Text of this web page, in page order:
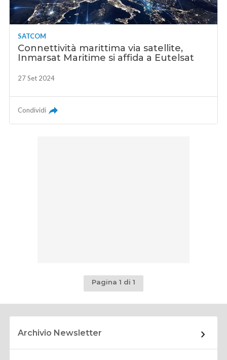
SATCOM
Connettività marittima via satellite,
Inmarsat Maritime si affida a Eutelsat
27 Set 2024
Condividi
Pagina 1 di 1
Archivio Newsletter